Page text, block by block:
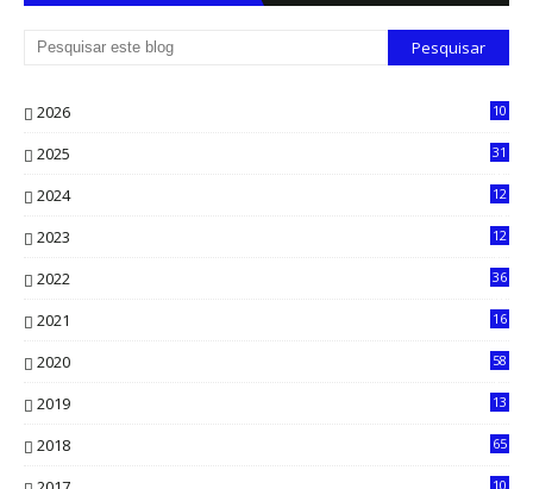
2026
10
2025
31
2024
12
2023
12
2022
36
2021
16
2020
58
2019
13
2018 65
10